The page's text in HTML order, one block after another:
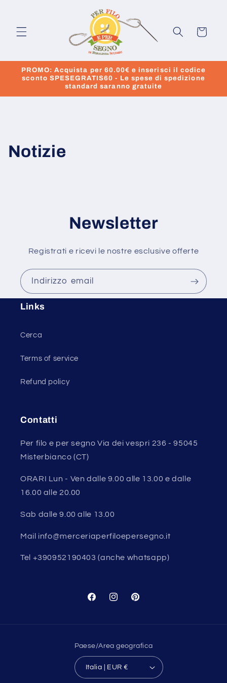
Carrello
PROMO: Acquista per 60.00€ e inserisci il codice
sconto SPESEGRATIS60 - Le spese di spedizione
standard saranno gratuite
Notizie
Newsletter
Registrati e ricevi le nostre esclusive offerte
Indirizzo email
Links
Cerca
Terms of service
Refund policy
Contatti
Per filo e per segno Via dei vespri 236 - 95045
Misterbianco (CT)
ORARI Lun - Ven dalle 9.00 alle 13.00 e dalle
16.00 alle 20.00
Sab dalle 9.00 alle 13.00
Mail info@merceriaperfiloepersegno.it
Tel +390952190403 (anche whatsapp)
FacebookInstagramPinterest
Paese/Area geografica
Italia | EUR €